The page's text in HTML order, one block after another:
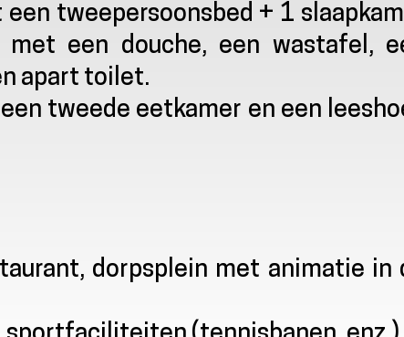
tweepersoonsbed + 1
een douche, een wastafel,
apart toilet.
tweede eetkamer en een
dorpsplein met animatie in